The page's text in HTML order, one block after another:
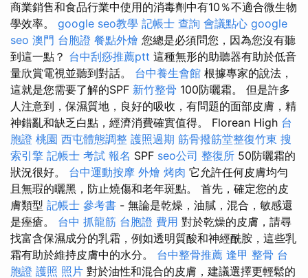
商業銷售和食品行業中使用的消毒劑中有10％不適合微生物
學效率。 google seo教學 記帳士 查詢 會議點心 google
seo 澳門 台胞證 餐點外燴 您總是必須問您，因為您沒有聽
到這一點？ 台中刮痧推薦ptt 這種無形的助聽器有助於低音
量欣賞電視並聽到對話。 台中養生會館 根據專家的說法，
這就是您需要了解的SPF 新竹整骨 100防曬霜。 但是許多
人注意到，保濕質地，良好的吸收，有問題的面部皮膚，精
神錯亂和缺乏白點，經濟消費確實值得。 Florean High 台
胞證 桃園 西屯體態調整 護照過期 筋骨撥筋堂整復竹東 搜
索引擎 記帳士 考試 報名 SPF seo公司 整復所 50防曬霜的
狀況很好。 台中運動按摩 外燴 烤肉 它允許任何皮膚均勻
且無瑕的曬黑，防止燒傷和老年斑點。 首先，確定您的皮
膚類型 記帳士 參考書 - 無論是乾燥，油膩，混合，敏感還
是痤瘡。 台中 抓龍筋 台胞證 費用 對於乾燥的皮膚，請尋
找富含保濕成分的乳霜，例如透明質酸和神經酰胺，這些乳
霜有助於維持皮膚中的水分。 台中整骨推薦 逢甲 整骨 台
胞證 護照 照片 對於油性和混合的皮膚，建議選擇更輕鬆的